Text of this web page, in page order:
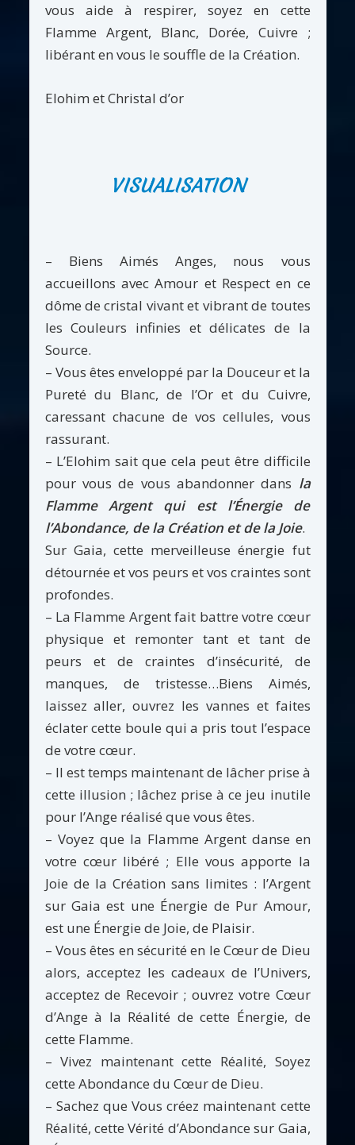
vous aide à respirer, soyez en cette
Flamme Argent, Blanc, Dorée, Cuivre ;
libérant en vous le souffle de la Création.
Elohim et Christal d’or
VISUALISATION
– Biens Aimés Anges, nous vous
accueillons avec Amour et Respect en ce
dôme de cristal vivant et vibrant de toutes
les Couleurs infinies et délicates de la
Source.
– Vous êtes enveloppé par la Douceur et la
Pureté du Blanc, de l’Or et du Cuivre,
caressant chacune de vos cellules, vous
rassurant.
– L’Elohim sait que cela peut être difficile
pour vous de vous abandonner dans la
Flamme Argent qui est l’Énergie de
l’Abondance, de la Création et de la Joie.
Sur Gaia, cette merveilleuse énergie fut
détournée et vos peurs et vos craintes sont
profondes.
– La Flamme Argent fait battre votre cœur
physique et remonter tant et tant de
peurs et de craintes d’insécurité, de
manques, de tristesse…Biens Aimés,
laissez aller, ouvrez les vannes et faites
éclater cette boule qui a pris tout l’espace
de votre cœur.
– Il est temps maintenant de lâcher prise à
cette illusion ; lâchez prise à ce jeu inutile
pour l’Ange réalisé que vous êtes.
– Voyez que la Flamme Argent danse en
votre cœur libéré ; Elle vous apporte la
Joie de la Création sans limites : l’Argent
sur Gaia est une Énergie de Pur Amour,
est une Énergie de Joie, de Plaisir.
– Vous êtes en sécurité en le Cœur de Dieu
alors, acceptez les cadeaux de l’Univers,
acceptez de Recevoir ; ouvrez votre Cœur
d’Ange à la Réalité de cette Énergie, de
cette Flamme.
– Vivez maintenant cette Réalité, Soyez
cette Abondance du Cœur de Dieu.
– Sachez que Vous créez maintenant cette
Réalité, cette Vérité d’Abondance sur Gaia,